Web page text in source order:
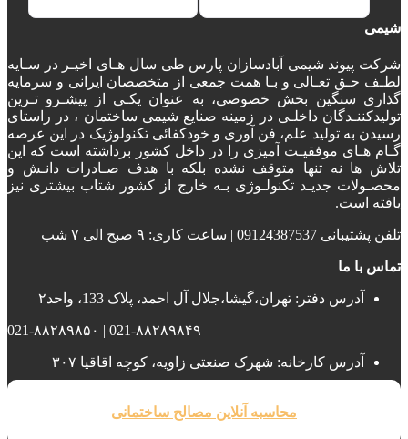
شیمی
شرکت پیوند شیمی آبادسازان پارس طی سال هـای اخیـر در سـایه
لطـف حـق تعـالی و بـا همت جمعی از متخصصان ایرانی و سرمایه
گذاری سنگین بخش خصوصی، به عنوان یکـی از پیشـرو تـرین
تولیدکننـدگان داخلـی در زمینه صنایع شیمی ساختمان ، در راستای
رسیدن به تولید علم، فن آوری و خودکفائی تکنولوژیک در این عرصه
گـام هـای موفقیـت آمیزی را در داخل کشور برداشته است که این
تلاش ها نه تنها متوقف نشده بلکه با هدف صـادرات دانـش و
محصـولات جدیـد تکنولـوژی بـه خارج از کشور شتاب بیشتری نیز
یافته است.
تلفن پشتیبانی 09124387537 | ساعت کاری: ۹ صبح الی ۷ شب
تماس با ما
آدرس دفتر: تهران،گیشا،جلال آل احمد، پلاک 133، واحد۲
021-۸۸۲۸۹۸۴۹ | 021-۸۸۲۸۹۸۵۰
آدرس کارخانه: شهرک صنعتی زاویه، کوچه اقاقیا ۳۰۷
محاسبه آنلاین مصالح ساختمانی